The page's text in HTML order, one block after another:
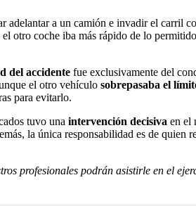
adelantar a un camión e invadir el carril
otro coche iba más rápido de lo
del accidente fue exclusivamente del
el otro vehículo sobrepasaba el
para evitarlo.
tuvo una intervención decisiva en el
la única responsabilidad es de quien
profesionales podrán asistirle en el